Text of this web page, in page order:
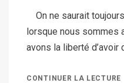
On ne saurait
lorsque nous sommes
avons la liberté
CONTINUER LA LECTURE